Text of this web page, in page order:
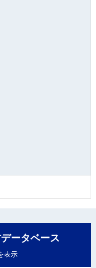
ータベース
表示